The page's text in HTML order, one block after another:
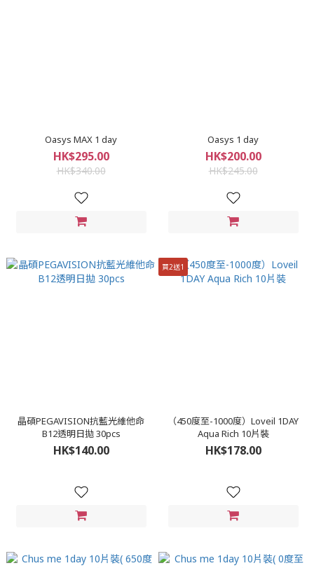
Oasys MAX 1 day
HK$295.00
HK$340.00
Oasys 1 day
HK$200.00
HK$245.00
晶碩PEGAVISION抗藍光維他命
B12透明日拋 30pcs
HK$140.00
買2送1
（450度至-1000度）Loveil 1DAY
Aqua Rich 10片裝
HK$178.00